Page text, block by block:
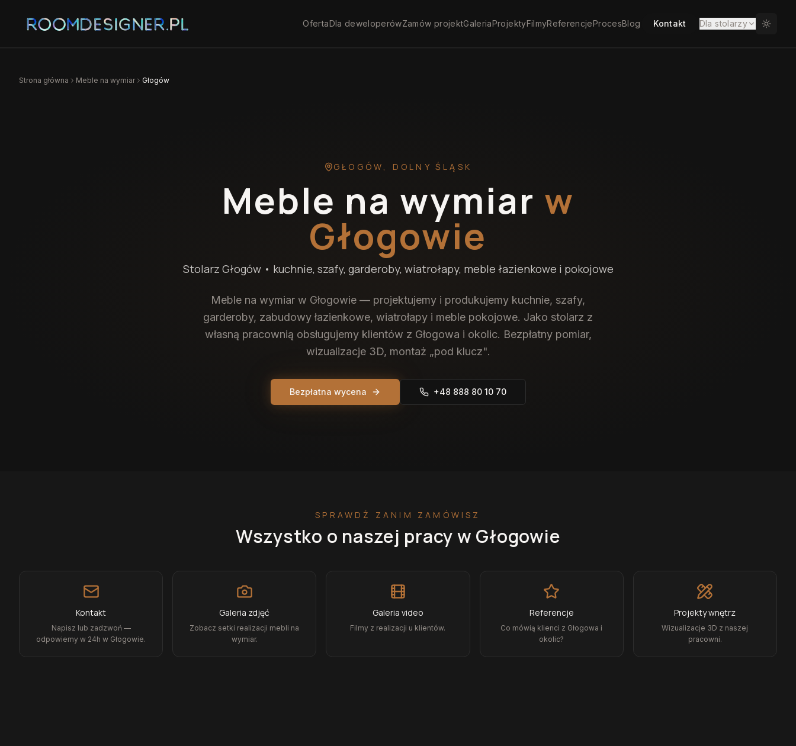
OfertaDla deweloperówZamów projektGaleriaProjektyFilmyReferencjeProcesBlog Kontakt Dla stolarzy
Strona główna Meble na wymiar Głogów
GŁOGÓW , DOLNY ŚLĄSK
Meble na wymiar w
Głogowie
Stolarz Głogów• kuchnie, szafy, garderoby, wiatrołapy, meble łazienkowe i pokojowe
Meble na wymiar w Głogowie — projektujemy i produkujemy kuchnie, szafy,
garderoby, zabudowy łazienkowe, wiatrołapy i meble pokojowe. Jako stolarz z
własną pracownią obsługujemy klientów z Głogowa i okolic. Bezpłatny pomiar,
wizualizacje 3D, montaż „pod klucz".
Bezpłatna wycena +48 888 80 10 70
SPRAWDŹ ZANIM ZAMÓWISZ
Wszystko o naszej pracyw Głogowie
Kontakt
Napisz lub zadzwoń —
odpowiemy w 24h w Głogowie.
Galeria zdjęć
Zobacz setki realizacji mebli na
wymiar.
Galeria video
Filmy z realizacji u klientów.
Referencje
Co mówią klienci z Głogowa i
okolic?
Projekty wnętrz
Wizualizacje 3D z naszej
pracowni.